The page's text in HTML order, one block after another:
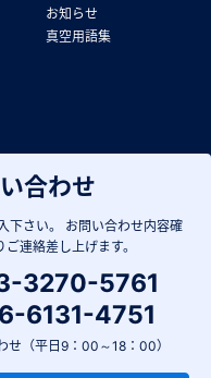
合わせ
下さい。
お問い合わせ内容確
ご連絡差し上げます。
3270-5761
6131-4751
せ（平日9：00～18：00）
お知らせ
真空用語集